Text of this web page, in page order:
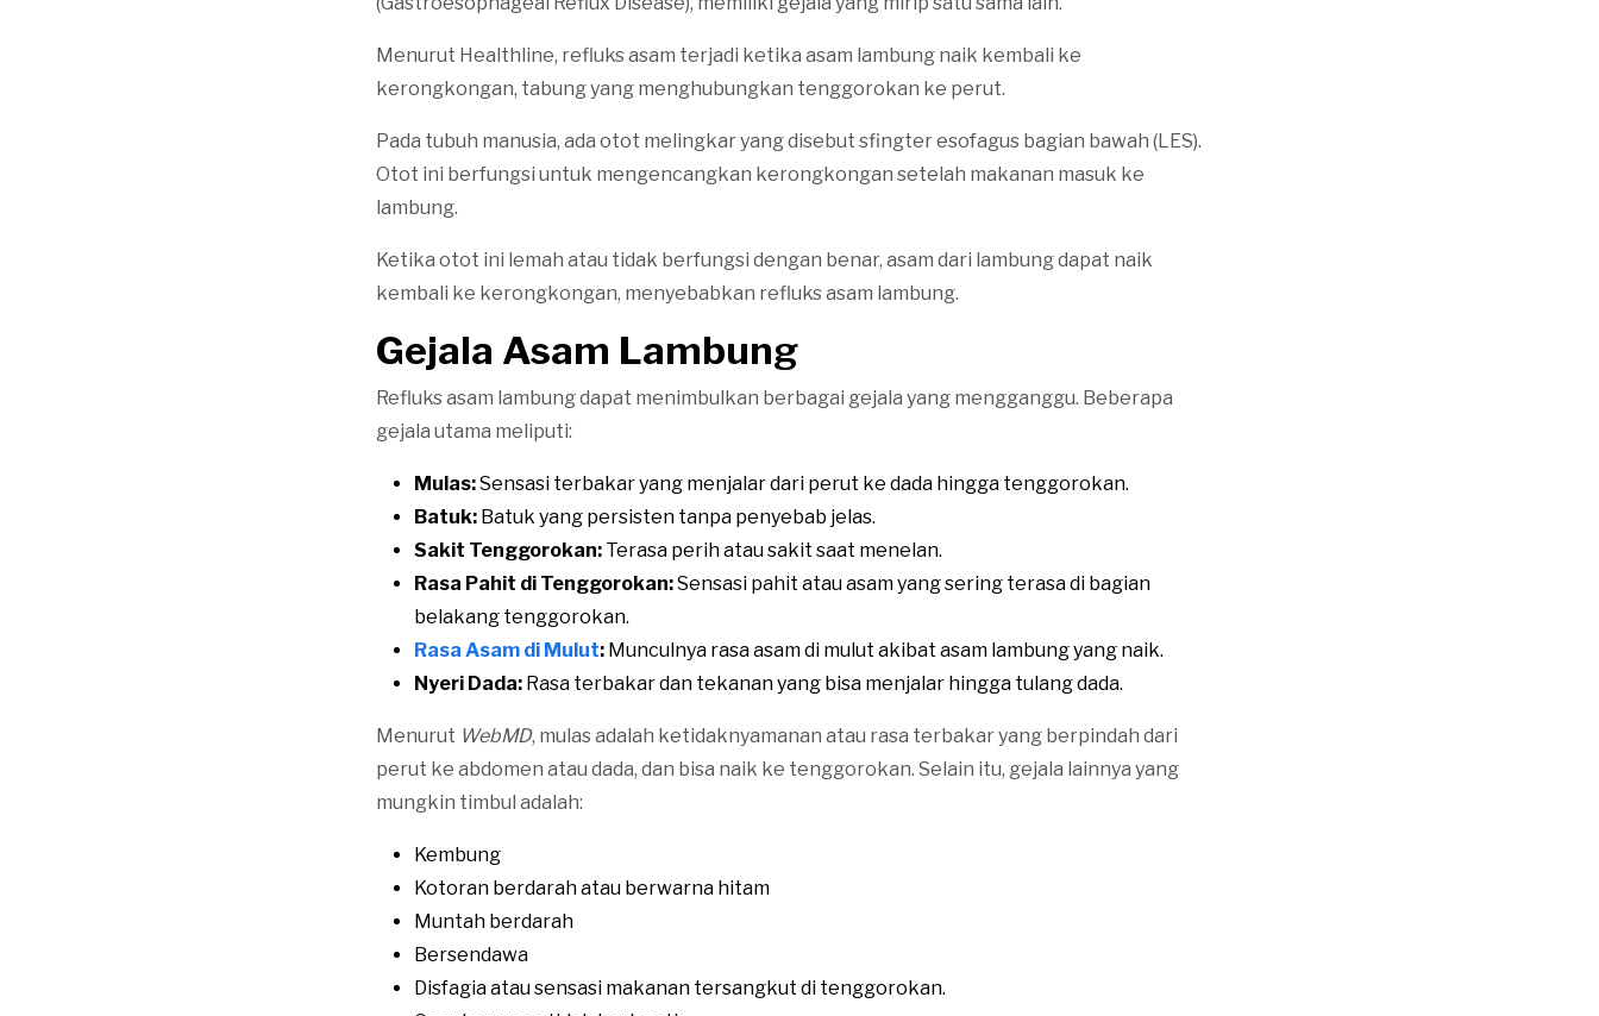
Menurut Healthline, refluks asam terjadi ketika asam lambung naik kembali ke
kerongkongan, tabung yang menghubungkan tenggorokan ke perut.
Pada tubuh manusia, ada otot melingkar yang disebut sfingter esofagus bagian bawah (LES).
Otot ini berfungsi untuk mengencangkan kerongkongan setelah makanan masuk ke
lambung.
Ketika otot ini lemah atau tidak berfungsi dengan benar, asam dari lambung dapat naik
kembali ke kerongkongan, menyebabkan refluks asam lambung.
Gejala Asam Lambung
Refluks asam lambung dapat menimbulkan berbagai gejala yang mengganggu. Beberapa
gejala utama meliputi:
Mulas:Sensasi terbakar yang menjalar dari perut ke dada hingga tenggorokan.
Batuk: Batuk yang persisten tanpa penyebab jelas.
Sakit Tenggorokan: Terasa perih atau sakit saat menelan.
Rasa Pahit di Tenggorokan:Sensasi pahit atau asam yang sering terasa di bagian
belakang tenggorokan.
Rasa Asam di Mulut: Munculnya rasa asam di mulut akibat asam lambung yang naik.
Nyeri Dada: Rasa terbakar dan tekanan yang bisa menjalar hingga tulang dada.
Menurut WebMD, mulas adalah ketidaknyamanan atau rasa terbakar yang berpindah dari
perut ke abdomen atau dada, dan bisa naik ke tenggorokan. Selain itu, gejala lainnya yang
mungkin timbul adalah:
Kembung
Kotoran berdarah atau berwarna hitam
Muntah berdarah
Bersendawa
Disfagia atau sensasi makanan tersangkut di tenggorokan.